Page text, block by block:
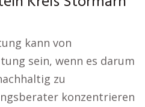
kann von
sein, wenn es darum
zu
konzentrieren